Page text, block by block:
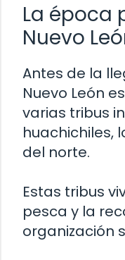
La época
Nuevo
Antes de la
Nuevo León
varias tribus
huachichiles,
del norte.
Estas tribus
pesca y la
organización